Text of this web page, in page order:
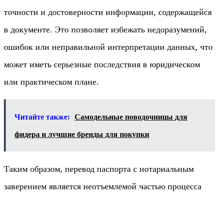
точности и достоверности информации, содержащейся
в документе. Это позволяет избежать недоразумений,
ошибок или неправильной интерпретации данных, что
может иметь серьезные последствия в юридическом
или практическом плане.
Читайте также: Самодельные поводочницы для
фидера и лучшие бренды для покупки
Таким образом, перевод паспорта с нотариальным
заверением является неотъемлемой частью процесса